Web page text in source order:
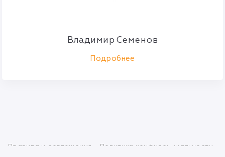
Владимир Семенов
Подробнее
Правила и соглашения Политика конфиденциальности